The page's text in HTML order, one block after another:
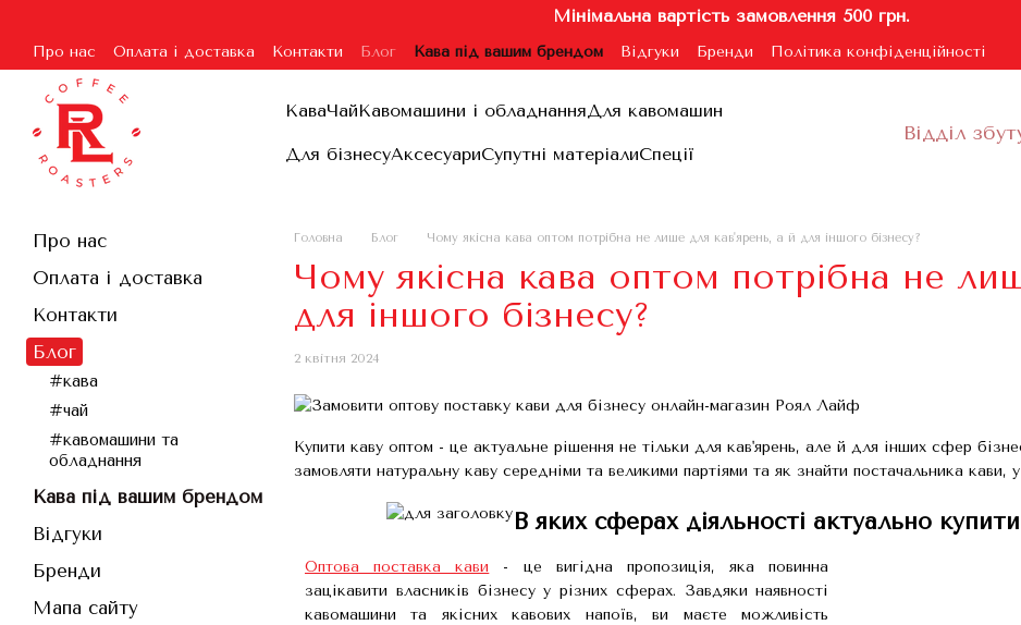
Мінімальна вартість замовлення 500 грн.
Про нас Оплата і доставка Контакти Блог Кава під вашим брендом Відгуки Бренди
Політика конфіденційності
Угода користувача
Гарантія та повернення Договір публічної оферти
КаваЧайКавомашини і обладнанняДля кавомашин
Для бізнесуАксесуариСупутні матеріалиСпеції
Відділ
Головна Блог Чому якісна кава оптом потрібна не лише для кав'ярень, а й для іншого бізнесу?
Чому якісна кава оптом потрібна не
для іншого бізнесу?
2 квітня 2024
Купити каву оптом - це актуальне рішення не тільки для кав'ярень, але й для інших сфер
замовляти натуральну каву середніми та великими партіями та як знайти постачальника кави,
В яких сферах діяльності актуально
Оптова поставка кави - це вигідна пропозиція, яка повинна
зацікавити власників бізнесу у різних сферах. Завдяки наявності
кавомашини та якісних кавових напоїв, ви маєте можливість
Про нас
Оплата і доставка
Контакти
Блог
#кава
#чай
#кавомашини та
обладнання
Кава під вашим брендом
Відгуки
Бренди
Мапа сайту